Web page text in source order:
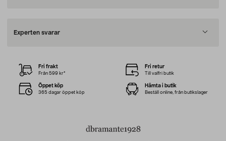
Experten svarar
Fri frakt
Från 599 kr*
Fri retur
Till valfri butik
Öppet köp
365 dagar öppet köp
Hämta i butik
Beställ online, från butikslager